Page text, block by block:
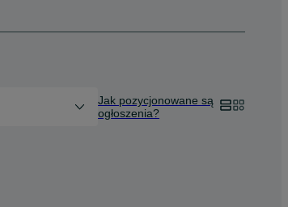
Jak pozycjonowane są
ogłoszenia?